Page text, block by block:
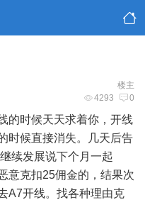
楼主
4293 0
的时候天天求着你，开线
时候直接消失。几天后告
续发展说下个月一起
意克扣25佣金的，结果次
A7开线。找各种理由克